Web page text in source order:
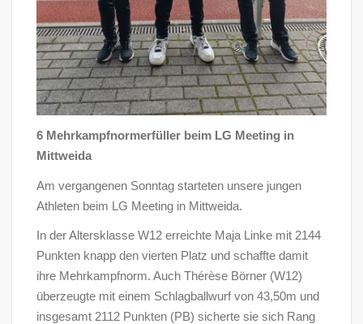
6 Mehrkampfnormerfüller beim LG Meeting in
Mittweida
Am vergangenen Sonntag starteten unsere jungen
Athleten beim LG Meeting in Mittweida.
In der Altersklasse W12 erreichte Maja Linke mit 2144
Punkten knapp den vierten Platz und schaffte damit
ihre Mehrkampfnorm. Auch Thérèse Börner (W12)
überzeugte mit einem Schlagballwurf von 43,50m und
insgesamt 2112 Punkten (PB) sicherte sie sich Rang